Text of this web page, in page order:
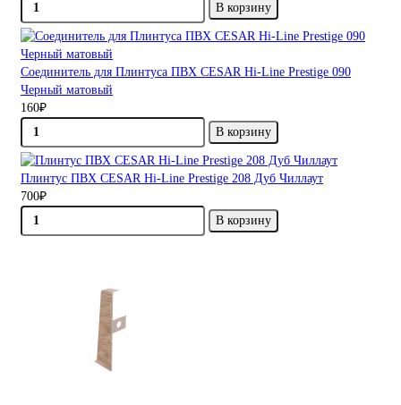
В корзину
Соединитель для Плинтуса ПВХ CESAR Hi-Line Prestige 090
Черный матовый
160₽
В корзину
Плинтус ПВХ CESAR Hi-Line Prestige 208 Дуб Чиллаут
700₽
В корзину